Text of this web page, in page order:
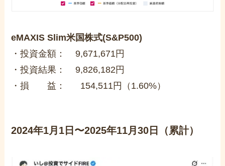
eMAXIS Slim米国株式(S&P500)
・投資金額： 9,671,671円
・投資結果： 9,826,182円
・損 益： 154,511円（1.60%）
2024年1月1日〜2025年11月30日（累計）